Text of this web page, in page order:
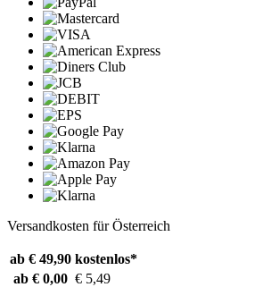
Versandkosten für Österreich
ab € 49,90 kostenlos*
ab € 0,00 € 5,49